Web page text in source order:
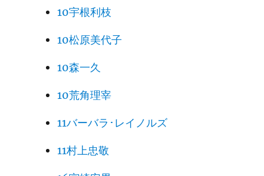
10宇根利枝
10松原美代子
10森一久
10荒角理宰
11バーバラ･レイノルズ
11村上忠敬